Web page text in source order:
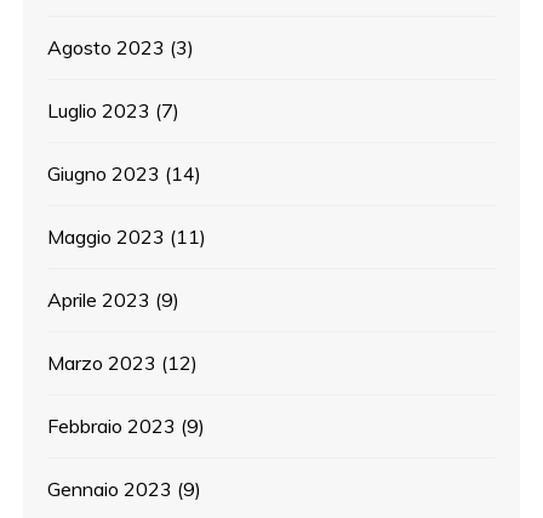
Agosto 2023 (3)
Luglio 2023 (7)
Giugno 2023 (14)
Maggio 2023 (11)
Aprile 2023 (9)
Marzo 2023 (12)
Febbraio 2023 (9)
Gennaio 2023 (9)